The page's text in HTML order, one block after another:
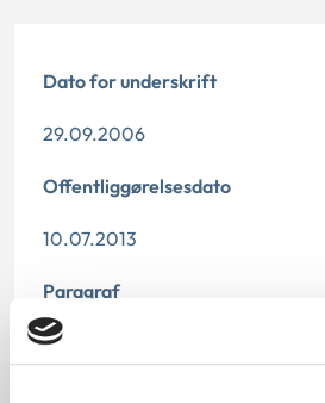
Dato for underskrift
29.09.2006
Offentliggørelsesdato
10.07.2013
Paragraf
§ 94 § 11 § 34